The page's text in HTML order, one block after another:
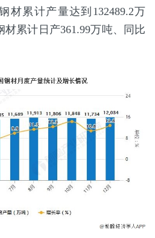
材累计产量达到132489.2万
材累计日产361.99万吨、同比